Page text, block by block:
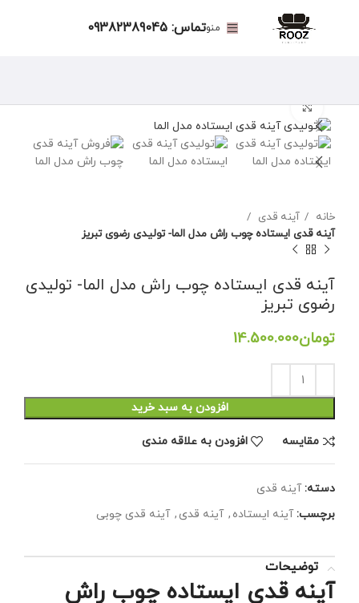
منوتماس: 09382389045
برای بزرگنمایی کلیک کنید
خانه
آینه قدی
آینه قدی ایستاده چوب راش مدل الما- تولیدی رضوی تبریز
آینه قدی ایستاده چوب راش مدل الما- تولیدی
رضوی تبریز
تومان
افزودن به سبد خرید
مقايسه افزودن به علاقه مندی
دسته: آینه قدی
برچسب: آینه ایستاده , آینه قدی , آینه قدی چوبی
توضیحات
آینه قدی ایستاده چوب راش